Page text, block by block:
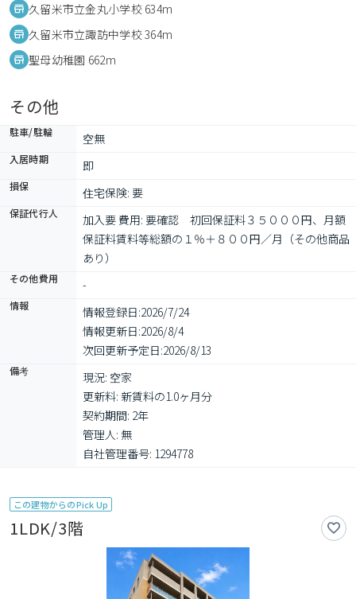
久留米市立金丸小学校 634m
久留米市立諏訪中学校 364m
聖母幼稚園 662m
その他
駐車/駐輪 空無
入居時期 即
損保 住宅保険: 要
保証代行人
加入要 費用: 要確認　初回保証料３５０００円、月額
保証料賃料等総額の１％＋８００円／月（その他商品
あり）
その他費用 -
情報 情報登録日:2026/7/24
情報更新日:2026/8/4
次回更新予定日:2026/8/13
備考
現況: 空家
更新料: 新賃料の1.0ヶ月分
契約期間: 2年
管理人: 無
自社管理番号: 1294778
この建物からのPick Up
1LDK/3階